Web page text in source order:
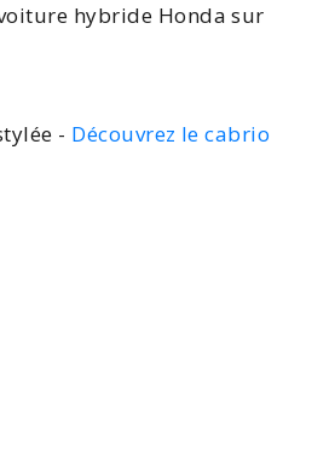
hybride Honda sur
- Découvrez le cabrio